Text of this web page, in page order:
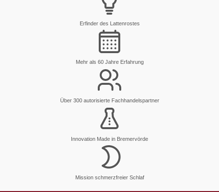
Erfinder des Lattenrostes
Mehr als 60 Jahre Erfahrung
Über 300 autorisierte Fachhandelspartner
Innovation Made in Bremervörde
Mission schmerzfreier Schlaf